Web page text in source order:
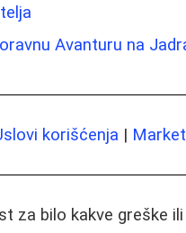
Avanturu na
korišćenja |
za bilo kakve greške